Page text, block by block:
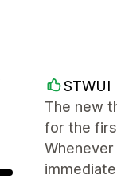
STWUI
The new
for the